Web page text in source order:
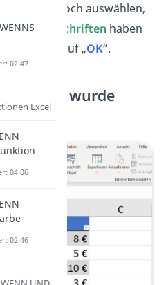
außerdem noch auswählen,
Überschriften haben
klickst du auf „OK”.
Tabelle wurde
02:47
Excel
04:06
02:46